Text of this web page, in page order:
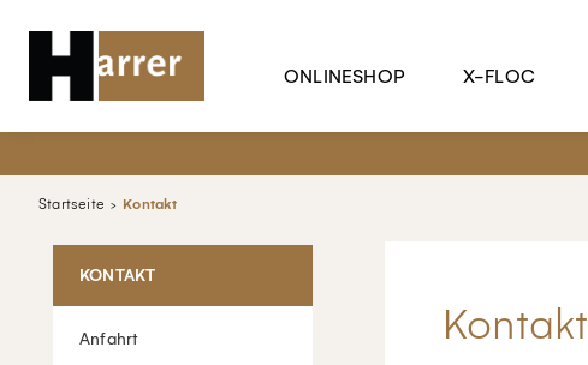
ONLINESHOP X-FLOC
Startseite Kontakt
KONTAKT
Anfahrt
Kontakt